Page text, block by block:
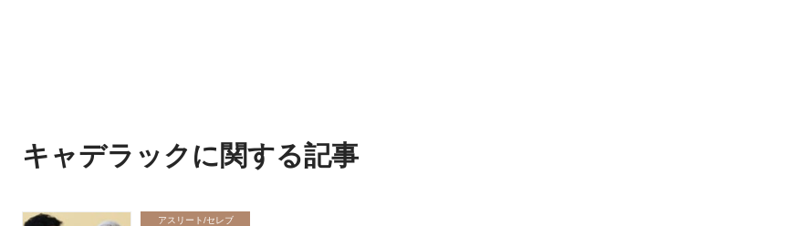
キャデラックに関する記事
アスリート/セレブ